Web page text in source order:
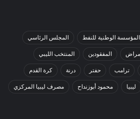
المؤسسة الوطنية للنفط المجلس الرئاسي
المفقودين المنتخب الليبي
ترامب حفتر درنة كرة القدم
ليبيا محمود أبوزنداح مصرف ليبيا المركزي